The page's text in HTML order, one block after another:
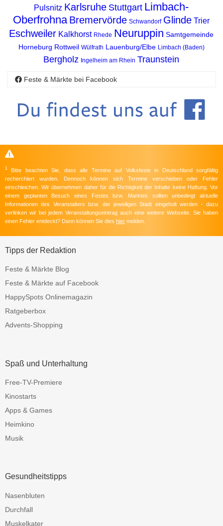
Pulsnitz Karlsruhe Stuttgart Limbach-
Oberfrohna Bremervörde Schwandorf Glinde Trier
Eschweiler Kalkhorst Rhede Neuruppin Samtgemeinde
Horneburg Rottweil Wülfrath Lauenburg/Elbe Limbach (Baden)
Bergholz Ingelheim am Rhein Traunstein
Feste & Märkte bei Facebook
1
Bitte beachten Sie, dass alle Termine auf Volksfeste in Deutschland sorgfältig
recherchiert wurden. Dennoch können sich Termine verschieben oder Fehler
einschleichen. Wir übernehmen daher für die Richtigkeit der Inhalte keine Haftung. Vor
einem geplanten Besuch eines Festes bzw. Marktes sollten unbedingt aktuelle
Informationen des Veranstalters bzw. der jeweiligen Stadt eingeholt werden - dazu
verlinken wir bei jedem Veranstaltungseintrag auch eine weitere Webseite. Sie haben
einen Fehler entdeckt? Dann können Sie dies hier melden.
Tipps der Redaktion
Feste & Märkte Blog
Feste & Märkte auf Facebook
HappySpots Onlinemagazin
Ratgeberbox
Advents-Shopping
Spaß und Unterhaltung
Free-TV-Premiere
Kinostarts
Apps & Games
Heimkino
Musik
Gesundheitstipps
Nasenbluten
Durchfall
Muskelkater